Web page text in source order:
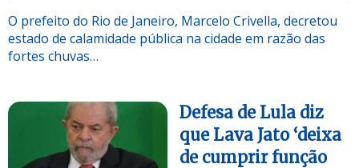
O prefeito do Rio de Janeiro, Marcelo Crivella, decretou
estado de calamidade pública na cidade em razão das
fortes chuvas…
Defesa de Lula diz
que Lava Jato ‘deixa
de cumprir função